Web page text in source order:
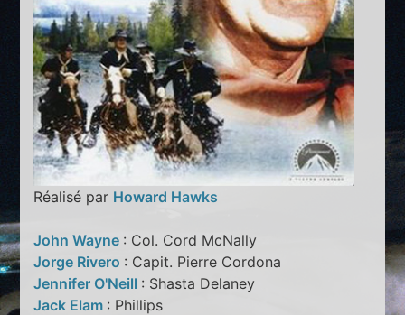
Réalisé par Howard Hawks
John Wayne : Col. Cord McNally
Jorge Rivero : Capit. Pierre Cordona
Jennifer O'Neill : Shasta Delaney
Jack Elam : Phillips